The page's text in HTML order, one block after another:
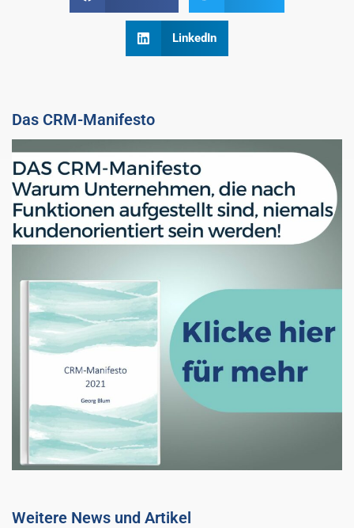
LinkedIn
Das CRM-Manifesto
Weitere News und Artikel